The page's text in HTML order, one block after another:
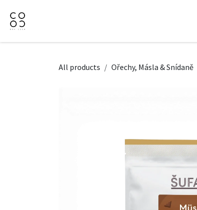
All products Ořechy, Másla & Snídaně